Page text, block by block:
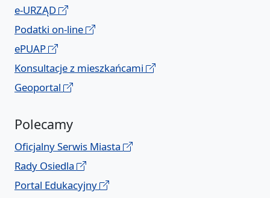
e-URZĄD
Podatki on-line
ePUAP
Konsultacje z mieszkańcami
Geoportal
Polecamy
Oficjalny Serwis Miasta
Rady Osiedla
Portal Edukacyjny